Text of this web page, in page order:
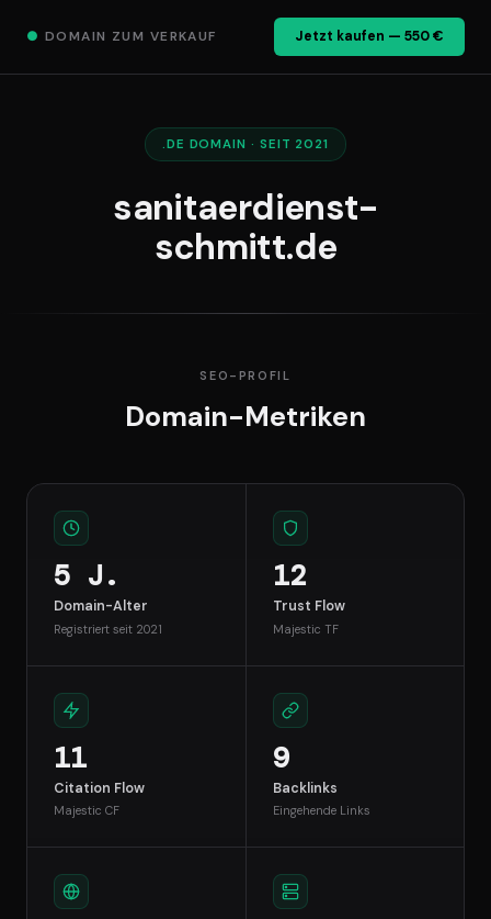
● DOMAIN ZUM VERKAUF Jetzt kaufen — 550 €
.DE DOMAIN · SEIT 2021
sanitaerdienst-
schmitt.de
SEO-PROFIL
Domain-Metriken
5 J.
Domain-Alter
Registriert seit 2021
12
Trust Flow
Majestic TF
11
Citation Flow
Majestic CF
9
Backlinks
Eingehende Links